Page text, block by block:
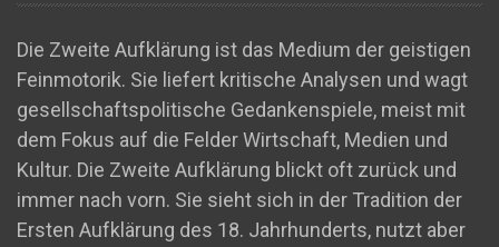
Die Zweite Aufklärung ist das Medium der geistigen
Feinmotorik. Sie liefert kritische Analysen und wagt
gesellschaftspolitische Gedankenspiele, meist mit
dem Fokus auf die Felder Wirtschaft, Medien und
Kultur. Die Zweite Aufklärung blickt oft zurück und
immer nach vorn. Sie sieht sich in der Tradition der
Ersten Aufklärung des 18. Jahrhunderts, nutzt aber